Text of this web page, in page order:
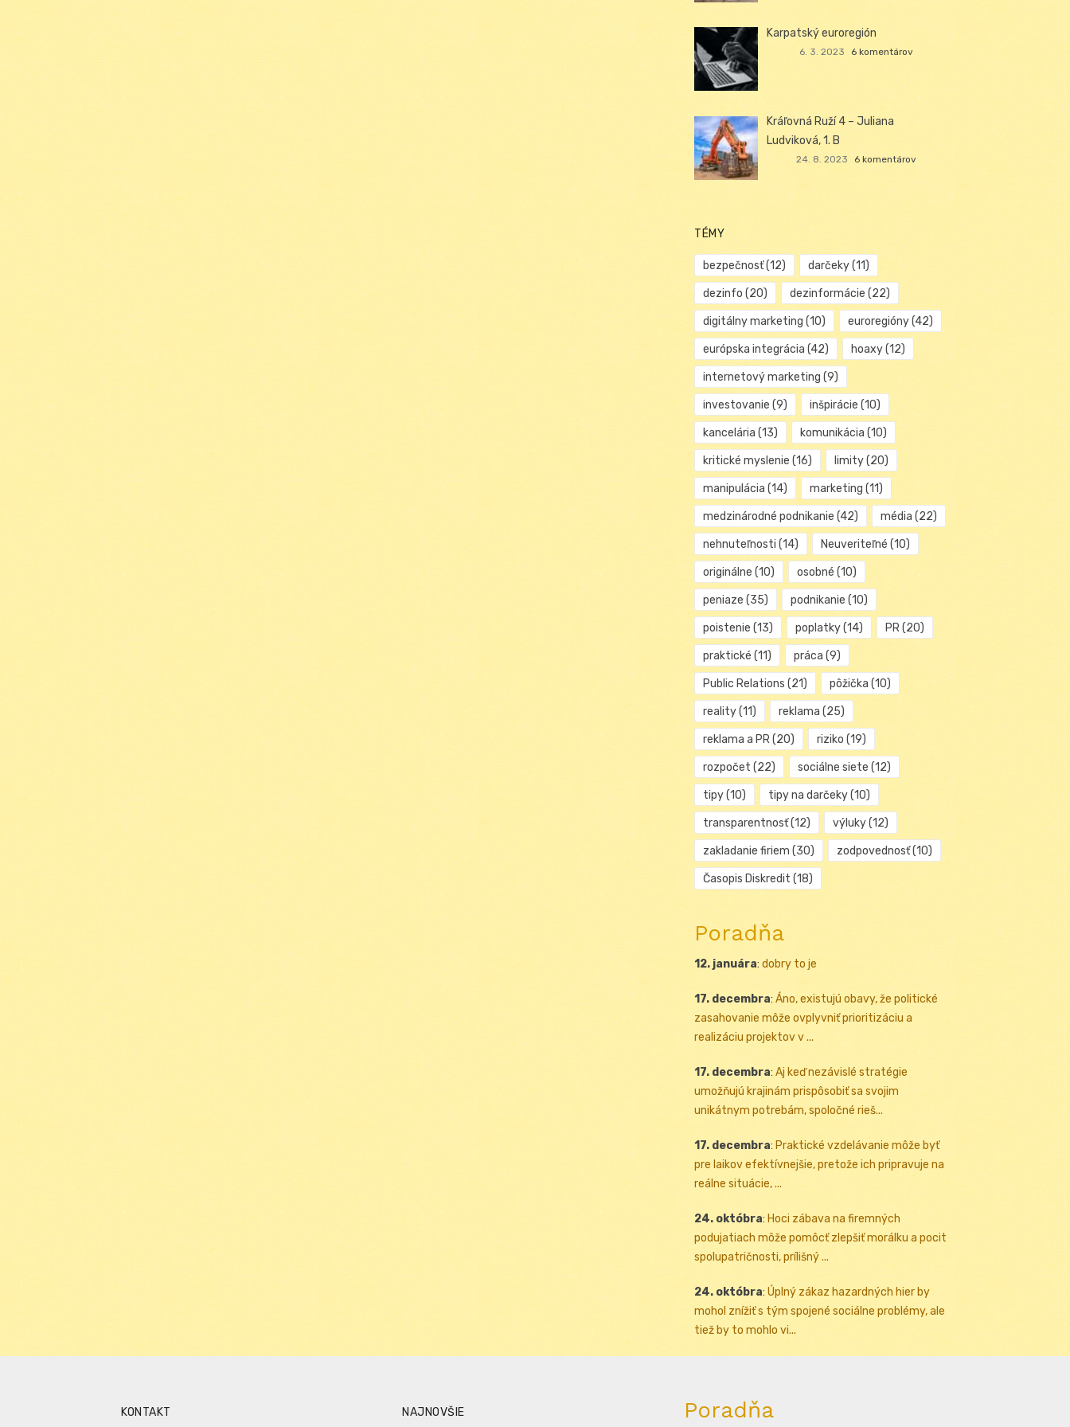
Karpatský euroregión
6. 3. 2023 6 komentárov
Kráľovná Ruží 4 – Juliana
Ludviková, 1. B
24. 8. 2023 6 komentárov
TÉMY
bezpečnosť(12) darčeky(11)
dezinfo (20) dezinformácie (22)
digitálny marketing (10) euroregióny(42)
európska integrácia (42) hoaxy(12)
internetový marketing (9)
investovanie (9) inšpirácie (10)
kancelária (13) komunikácia (10)
kritické myslenie (16) limity(20)
manipulácia (14) marketing (11)
medzinárodné podnikanie (42) média (22)
nehnuteľnosti (14) Neuveriteľné (10)
originálne (10) osobné (10)
peniaze (35) podnikanie (10)
poistenie (13) poplatky(14) PR(20)
praktické (11) práca (9)
Public Relations (21) pôžička (10)
reality(11) reklama (25)
reklama a PR(20) riziko (19)
rozpočet (22) sociálne siete (12)
tipy(10) tipy na darčeky(10)
transparentnosť(12) výluky(12)
zakladanie firiem (30) zodpovednosť(10)
Časopis Diskredit (18)
Poradňa
12. januára: dobry to je
17. decembra: Áno, existujú obavy, že politické
zasahovanie môže ovplyvniť prioritizáciu a
realizáciu projektov v ...
17. decembra: Aj keď nezávislé stratégie
umožňujú krajinám prispôsobiť sa svojim
unikátnym potrebám, spoločné rieš...
17. decembra: Praktické vzdelávanie môže byť
pre laikov efektívnejšie, pretože ich pripravuje na
reálne situácie, ...
24. októbra: Hoci zábava na firemných
podujatiach môže pomôcť zlepšiť morálku a pocit
spolupatričnosti, prílišný ...
24. októbra: Úplný zákaz hazardných hier by
mohol znížiť s tým spojené sociálne problémy, ale
tiež by to mohlo vi...
KONTAKT NAJNOVŠIE Poradňa